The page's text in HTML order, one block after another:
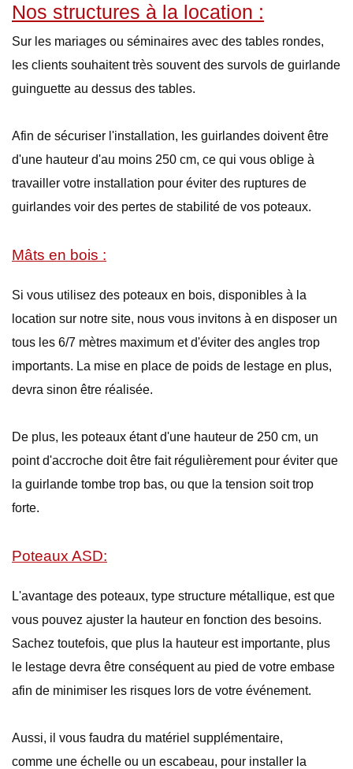
Nos structures à la location :
Sur les mariages ou séminaires avec des tables rondes,
les clients souhaitent très souvent des survols de guirlande
guinguette au dessus des tables.
Afin de sécuriser l'installation, les guirlandes doivent être
d'une hauteur d'au moins 250 cm, ce qui vous oblige à
travailler votre installation pour éviter des ruptures de
guirlandes voir des pertes de stabilité de vos poteaux.
Mâts en bois :
Si vous utilisez des poteaux en bois, disponibles à la
location sur notre site, nous vous invitons à en disposer un
tous les 6/7 mètres maximum et d'éviter des angles trop
importants. La mise en place de poids de lestage en plus,
devra sinon être réalisée.
De plus, les poteaux étant d'une hauteur de 250 cm, un
point d'accroche doit être fait régulièrement pour éviter que
la guirlande tombe trop bas, ou que la tension soit trop
forte.
Poteaux ASD:
L'avantage des poteaux, type structure métallique, est que
vous pouvez ajuster la hauteur en fonction des besoins.
Sachez toutefois, que plus la hauteur est importante, plus
le lestage devra être conséquent au pied de votre embase
afin de minimiser les risques lors de votre événement.
Aussi, il vous faudra du matériel supplémentaire,
comme une échelle ou un escabeau, pour installer la